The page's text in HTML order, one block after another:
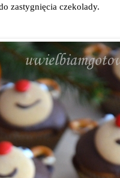
zastygnięcia czekolady.